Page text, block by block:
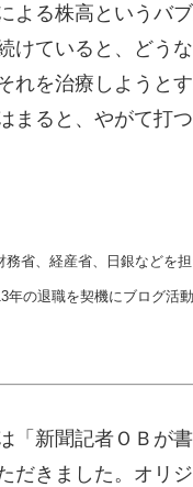
よる株高というバ
けていると、どう
れを治療しようと
まると、やがて打
省、経産省、日銀などを
年の退職を契機にブログ活
「新聞記者ＯＢが
だきました。オリ